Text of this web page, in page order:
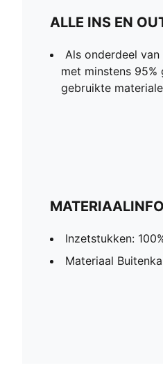
ALLE INS EN
Als onderdeel
met minstens
gebruikte
Inzetstukken:
Materiaal